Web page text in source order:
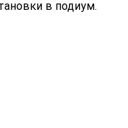
в подиум.